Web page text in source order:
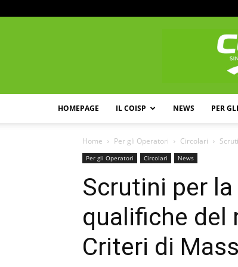
HOMEPAGE IL COISP NEWS PER
Home Per gli Operatori Circolari
Per gli Operatori Circolari News
Scrutini per
qualifiche del
Criteri di